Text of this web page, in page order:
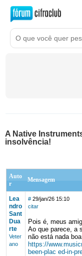
A Native
insolvência!
Auto
r
Mensagem
Lea
ndro
Sant
Dua
rte
Veter
ano
# 29/jan/26 15:10
citar
Pois é, meus
Ao que parece, a
não está nada
https://
been-plac ed-in-